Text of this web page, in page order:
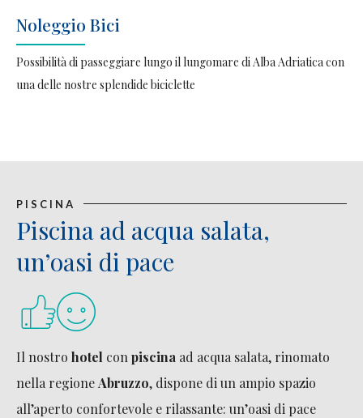
Noleggio Bici
Possibilità di passeggiare lungo il lungomare di Alba Adriatica con
una delle nostre splendide biciclette
PISCINA
Piscina ad acqua salata,
un’oasi di pace
Il nostro hotel con piscina ad acqua salata, rinomato
nella regioneAbruzzo, dispone di un ampio spazio
all’aperto confortevole e rilassante: un’oasi di pace